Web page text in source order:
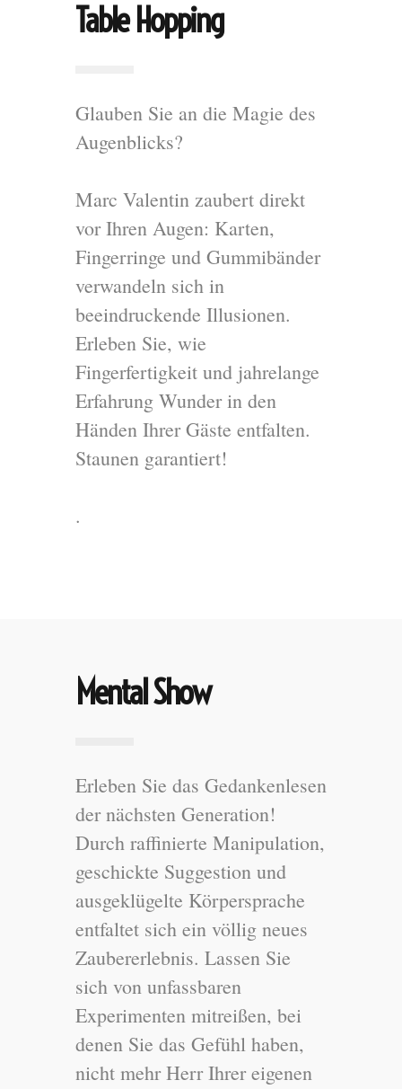
Table Hopping
Glauben Sie an die Magie des
Augenblicks?
Marc Valentin zaubert direkt
vor Ihren Augen: Karten,
Fingerringe und Gummibänder
verwandeln sich in
beeindruckende Illusionen.
Erleben Sie, wie
Fingerfertigkeit und jahrelange
Erfahrung Wunder in den
Händen Ihrer Gäste entfalten.
Staunen garantiert!
.
Mental Show
Erleben Sie das Gedankenlesen
der nächsten Generation!
Durch raffinierte Manipulation,
geschickte Suggestion und
ausgeklügelte Körpersprache
entfaltet sich ein völlig neues
Zaubererlebnis. Lassen Sie
sich von unfassbaren
Experimenten mitreißen, bei
denen Sie das Gefühl haben,
nicht mehr Herr Ihrer eigenen